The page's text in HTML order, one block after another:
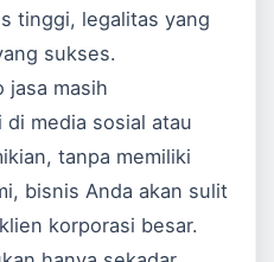
tinggi, legalitas yang
sukses.
jasa masih
di media sosial atau
tanpa memiliki
bisnis Anda akan sulit
korporasi besar.